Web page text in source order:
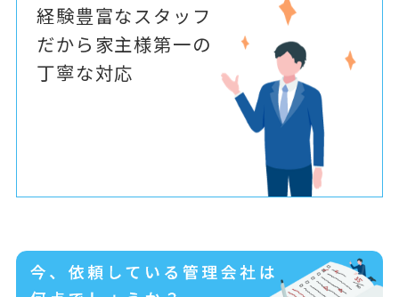
経験豊富なスタッフ
だから家主様第一の
丁寧な対応